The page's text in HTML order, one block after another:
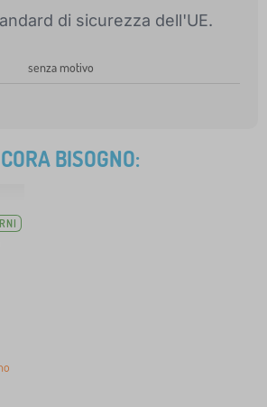
di sicurezza dell'UE.
senza motivo
BISOGNO: